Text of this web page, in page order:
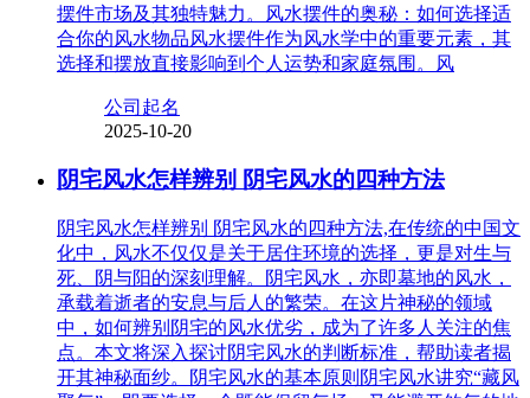
摆件市场及其独特魅力。风水摆件的奥秘：如何选择适
合你的风水物品风水摆件作为风水学中的重要元素，其
选择和摆放直接影响到个人运势和家庭氛围。风
公司起名
2025-10-20
阴宅风水怎样辨别 阴宅风水的四种方法
阴宅风水怎样辨别 阴宅风水的四种方法,在传统的中国文
化中，风水不仅仅是关于居住环境的选择，更是对生与
死、阴与阳的深刻理解。阴宅风水，亦即墓地的风水，
承载着逝者的安息与后人的繁荣。在这片神秘的领域
中，如何辨别阴宅的风水优劣，成为了许多人关注的焦
点。本文将深入探讨阴宅风水的判断标准，帮助读者揭
开其神秘面纱。阴宅风水的基本原则阴宅风水讲究“藏风